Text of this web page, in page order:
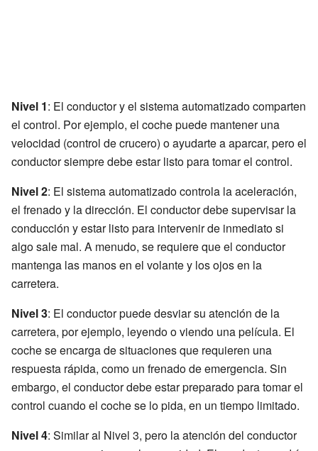
Nivel 1: El conductor y el sistema automatizado comparten
el control. Por ejemplo, el coche puede mantener una
velocidad (control de crucero) o ayudarte a aparcar, pero el
conductor siempre debe estar listo para tomar el control.
Nivel 2: El sistema automatizado controla la aceleración,
el frenado y la dirección. El conductor debe supervisar la
conducción y estar listo para intervenir de inmediato si
algo sale mal. A menudo, se requiere que el conductor
mantenga las manos en el volante y los ojos en la
carretera.
Nivel 3: El conductor puede desviar su atención de la
carretera, por ejemplo, leyendo o viendo una película. El
coche se encarga de situaciones que requieren una
respuesta rápida, como un frenado de emergencia. Sin
embargo, el conductor debe estar preparado para tomar el
control cuando el coche se lo pida, en un tiempo limitado.
Nivel 4: Similar al Nivel 3, pero la atención del conductor